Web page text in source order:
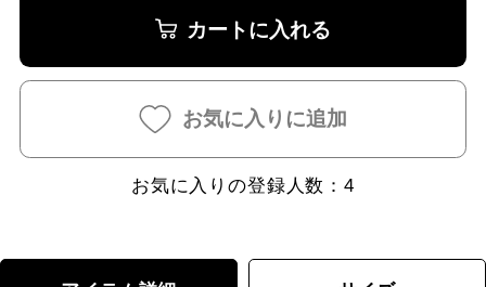
カートに入れる
お気に入りに追加
お気に入りの登録人数：4